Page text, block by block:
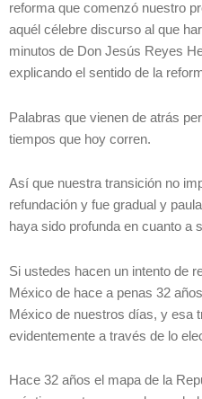
reforma que comenzó nuestro
aquél célebre discurso al que
minutos de Don Jesús Reyes
explicando el sentido de la
Palabras que vienen de atrás
tiempos que hoy corren.
Así que nuestra transición no
refundación y fue gradual y
haya sido profunda en cuanto a
Si ustedes hacen un intento de
México de hace a penas 32
México de nuestros días, y esa
evidentemente a través de lo
Hace 32 años el mapa de la